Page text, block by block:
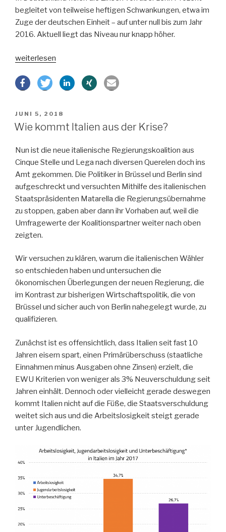
begleitet von teilweise heftigen Schwankungen, etwa im
Zuge der deutschen Einheit – auf unter null bis zum Jahr
2016. Aktuell liegt das Niveau nur knapp höher.
„Bleiben
für
weiterlesen
VERÖFFENTLICHT
AM
JUNI 5, 2018
Wie kommt Italien aus der Krise?
Nun ist die neue italienische Regierungskoalition aus
Cinque Stelle und Lega nach diversen Querelen doch ins
Amt gekommen. Die Politiker in Brüssel und Berlin sind
aufgeschreckt und versuchten Mithilfe des italienischen
Staatspräsidenten Matarella die Regierungsübernahme
zu stoppen, gaben aber dann ihr Vorhaben auf, weil die
Umfragewerte der Koalitionspartner weiter nach oben
zeigten.
Wir versuchen zu klären, warum die italienischen Wähler
so entschieden haben und untersuchen die
ökonomischen Überlegungen der neuen Regierung, die
im Kontrast zur bisherigen Wirtschaftspolitik, die von
Brüssel und sicher auch von Berlin nahegelegt wurde, zu
qualifizieren.
Zunächst ist es offensichtlich, dass Italien seit fast 10
Jahren eisern spart, einen Primärüberschuss (staatliche
Einnahmen minus Ausgaben ohne Zinsen) erzielt, die
EWU Kriterien von weniger als 3% Neuverschuldung seit
Jahren einhält. Dennoch oder vielleicht gerade deswegen
kommt Italien nicht auf die Füße, die Staatsverschuldung
weitet sich aus und die Arbeitslosigkeit steigt gerade
unter Jugendlichen.